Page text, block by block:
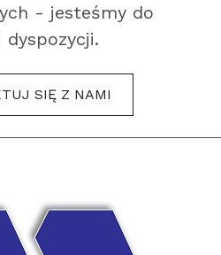
- jesteśmy do
dyspozycji.
SIĘ Z NAMI